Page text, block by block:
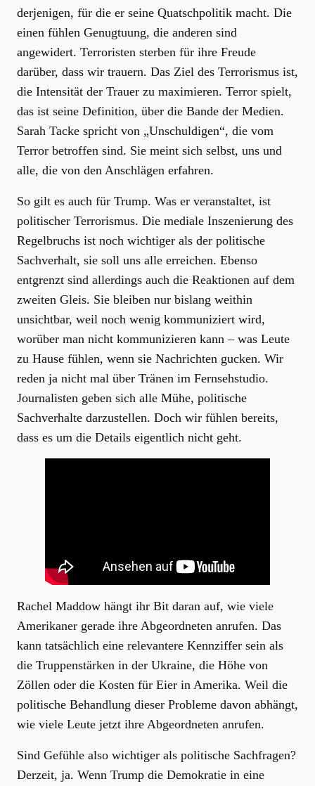
derjenigen, für die er seine Quatschpolitik macht. Die
einen fühlen Genugtuung, die anderen sind
angewidert. Terroristen sterben für ihre Freude
darüber, dass wir trauern. Das Ziel des Terrorismus ist,
die Intensität der Trauer zu maximieren. Terror spielt,
das ist seine Definition, über die Bande der Medien.
Sarah Tacke spricht von „Unschuldigen“, die vom
Terror betroffen sind. Sie meint sich selbst, uns und
alle, die von den Anschlägen erfahren.
So gilt es auch für Trump. Was er veranstaltet, ist
politischer Terrorismus. Die mediale Inszenierung des
Regelbruchs ist noch wichtiger als der politische
Sachverhalt, sie soll uns alle erreichen. Ebenso
entgrenzt sind allerdings auch die Reaktionen auf dem
zweiten Gleis. Sie bleiben nur bislang weithin
unsichtbar, weil noch wenig kommuniziert wird,
worüber man nicht kommunizieren kann – was Leute
zu Hause fühlen, wenn sie Nachrichten gucken. Wir
reden ja nicht mal über Tränen im Fernsehstudio.
Journalisten geben sich alle Mühe, politische
Sachverhalte darzustellen. Doch wir fühlen bereits,
dass es um die Details eigentlich nicht geht.
Rachel Maddow hängt ihr Bit daran auf, wie viele
Amerikaner gerade ihre Abgeordneten anrufen. Das
kann tatsächlich eine relevantere Kennziffer sein als
die Truppenstärken in der Ukraine, die Höhe von
Zöllen oder die Kosten für Eier in Amerika. Weil die
politische Behandlung dieser Probleme davon abhängt,
wie viele Leute jetzt ihre Abgeordneten anrufen.
Sind Gefühle also wichtiger als politische Sachfragen?
Derzeit, ja. Wenn Trump die Demokratie in eine